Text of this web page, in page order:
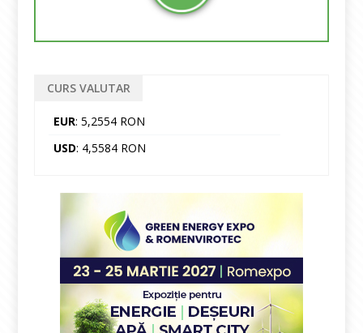
CURS VALUTAR
EUR: 5,2554 RON
USD: 4,5584 RON